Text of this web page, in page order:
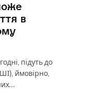
в
підуть до
ймовірно,